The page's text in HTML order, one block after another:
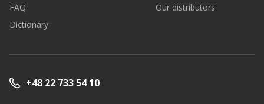
FAQ
Dictionary
Our distributors
+48 22 733 54 10